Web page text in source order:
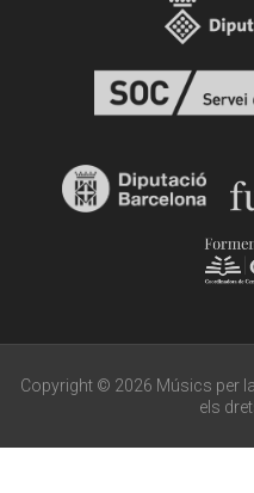
Copyright © 2026 Músics per
els